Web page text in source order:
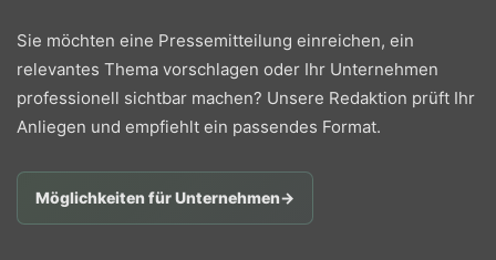
Sie möchten eine Pressemitteilung einreichen, ein
relevantes Thema vorschlagen oder Ihr Unternehmen
professionell sichtbar machen? Unsere Redaktion prüft Ihr
Anliegen und empfiehlt ein passendes Format.
Möglichkeiten für Unternehmen→